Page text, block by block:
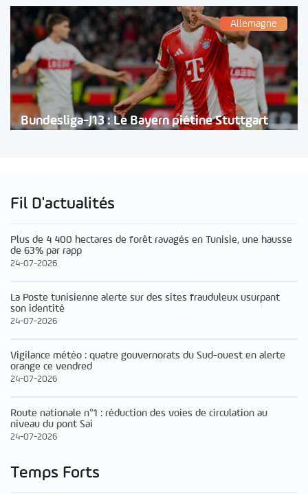
Allemagne
Bundesliga-J13 : Le Bayern piétine Stuttgart
Fil D'actualités
Plus de 4 400 hectares de forêt ravagés en Tunisie, une hausse
de 63% par rapp
24-07-2026
La Poste tunisienne alerte sur des sites frauduleux usurpant
son identité
24-07-2026
Vigilance météo : quatre gouvernorats du Sud-ouest en alerte
orange ce vendred
24-07-2026
Route nationale n°1 : réduction des voies de circulation au
niveau du pont Sai
24-07-2026
Temps Forts